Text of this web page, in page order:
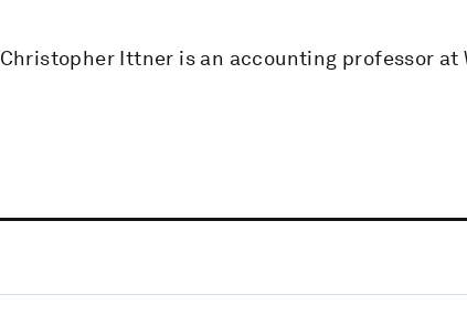
Christopher Ittner is an accounting professor at